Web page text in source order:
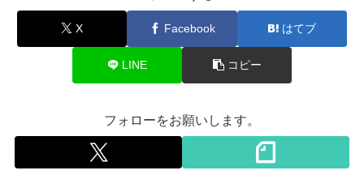
X Facebook はてブ
LINE コピー
フォローをお願いします。